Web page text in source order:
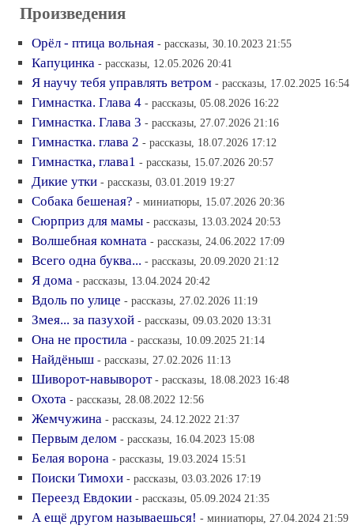
Произведения
Орёл - птица вольная - рассказы, 30.10.2023 21:55
Капуцинка - рассказы, 12.05.2026 20:41
Я научу тебя управлять ветром - рассказы, 17.02.2025 16:54
Гимнастка. Глава 4 - рассказы, 05.08.2026 16:22
Гимнастка. Глава 3 - рассказы, 27.07.2026 21:16
Гимнастка. глава 2 - рассказы, 18.07.2026 17:12
Гимнастка, глава1 - рассказы, 15.07.2026 20:57
Дикие утки - рассказы, 03.01.2019 19:27
Собака бешеная? - миниатюры, 15.07.2026 20:36
Сюрприз для мамы - рассказы, 13.03.2024 20:53
Волшебная комната - рассказы, 24.06.2022 17:09
Всего одна буква... - рассказы, 20.09.2020 21:12
Я дома - рассказы, 13.04.2024 20:42
Вдоль по улице - рассказы, 27.02.2026 11:19
Змея... за пазухой - рассказы, 09.03.2020 13:31
Она не простила - рассказы, 10.09.2025 21:14
Найдёныш - рассказы, 27.02.2026 11:13
Шиворот-навыворот - рассказы, 18.08.2023 16:48
Охота - рассказы, 28.08.2022 12:56
Жемчужина - рассказы, 24.12.2022 21:37
Первым делом - рассказы, 16.04.2023 15:08
Белая ворона - рассказы, 19.03.2024 15:51
Поиски Тимохи - рассказы, 03.03.2026 17:19
Переезд Евдокии - рассказы, 05.09.2024 21:35
А ещё другом называешься! - миниатюры, 27.04.2024 21:59